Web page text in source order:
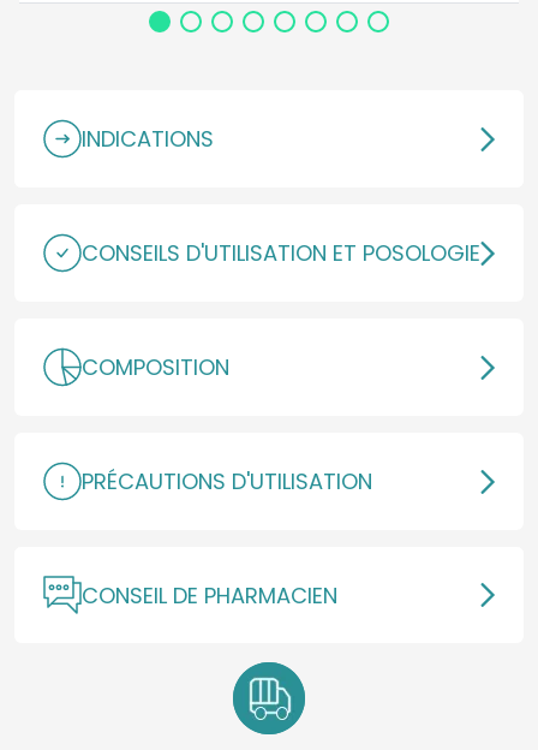
INDICATIONS
CONSEILS D'UTILISATION ET POSOLOGIE
COMPOSITION
PRÉCAUTIONS D'UTILISATION
CONSEIL DE PHARMACIEN